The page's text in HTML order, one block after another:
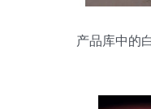
产品库中的